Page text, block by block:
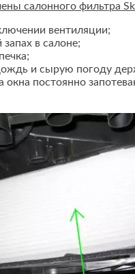
салонного фильтра
вентиляции;
в салоне;
и сырую погоду
окна постоянно